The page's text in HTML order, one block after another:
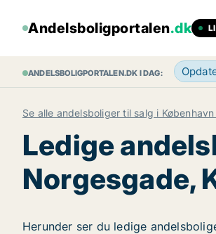
Andelsboligportalen.dk
ANDELSBOLIGPORTALEN.DK I DAG:
Se alle andelsboliger til salg i København
Ledige
Norgesgade,
Herunder ser du ledige